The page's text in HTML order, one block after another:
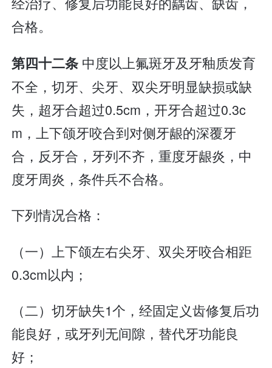
合格。
第四十二条 中度以上氟斑牙及牙釉质发育
不全，切牙、尖牙、双尖牙明显缺损或缺
失，超牙合超过0.5cm，开牙合超过0.3c
m，上下颌牙咬合到对侧牙龈的深覆牙
合，反牙合，牙列不齐，重度牙龈炎，中
度牙周炎，条件兵不合格。
下列情况合格：
（一）上下颌左右尖牙、双尖牙咬合相距
0.3cm以内；
（二）切牙缺失1个，经固定义齿修复后功
能良好，或牙列无间隙，替代牙功能良
好；